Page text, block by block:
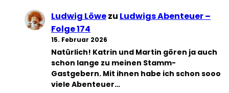
Ludwig Löwezu Ludwigs Abenteuer –
Folge 174
15. Februar 2026
Natürlich! Katrin und Martin gören ja auch
schon lange zu meinen Stamm-
Gastgebern. Mit ihnen habe ich schon sooo
viele Abenteuer…